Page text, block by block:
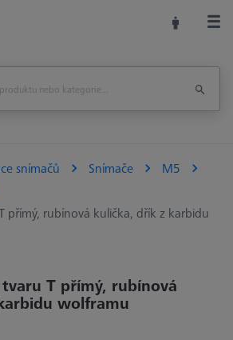
snímačů Snímače
M5
přímý, rubínová kulička, dřík z karbidu
T přímý, rubínová
wolframu